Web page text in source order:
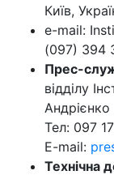
Київ,
e-mail:
(097) 394
Прес-
відділу
Андрієнко
Тел: 097
E-mail:
Технічна